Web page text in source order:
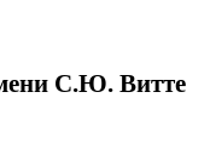
С.Ю. Витте